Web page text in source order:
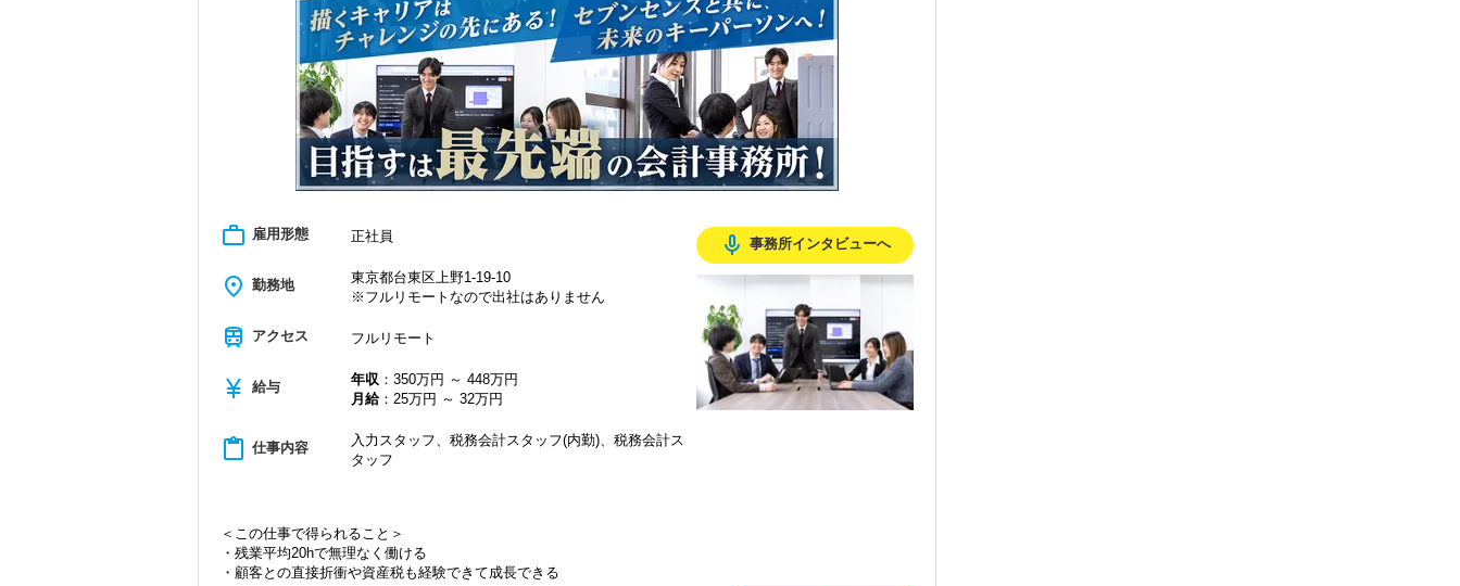
・書籍購入費／研修費は全額会社負担
・隔月で税法・実務の学習会あり
・資格取得を目指す社員が多数
＜募集の背景＞
・事業拡大に伴う増員募集
・組織力強化に向けた採用
・将来の中核人材を募集
＜先輩スタッフの声＞
A. さまざまな業務を任せてもらえるので、以前より成長スピードが上がったと感じています。
A. 上司や先輩に相談しやすく、風通しの良い職場だと感じています。
・税務経験を活かして成長したい方
・キャリアアップ志向のある方
・顧客対応や提案業務に挑戦したい方
・資産税など専門性を高めたい方
・事前に気軽な面談を実施
・仕事内容やキャリアを相談可
・ざっくばらんに質問OK
work_outline 雇用形態 正社員
place 勤務地
東京都台東区上野1-19-10
※フルリモートなので出社はありません
train アクセス フルリモート
currency_yen 給与 年収 ：350万円 ～ 448万円
月給：25万円 ～ 32万円
content_paste 仕事内容
入力スタッフ、税務会計スタッフ(内勤)、税務会計ス
タッフ
mic_none 事務所インタビューへ
＜この仕事で得られること＞
・残業平均20hで無理なく働ける
・顧客との直接折衝や資産税も経験できて成長できる